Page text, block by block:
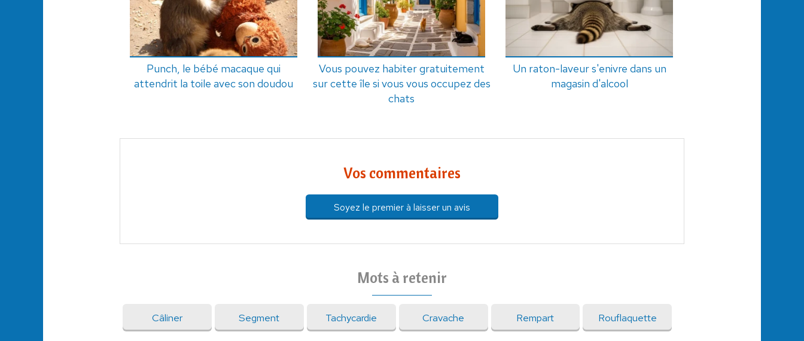
Punch, le bébé macaque qui
attendrit la toile avec son doudou
Vous pouvez habiter gratuitement
sur cette île si vous vous occupez des
chats
Un raton-laveur s'enivre dans un
magasin d'alcool
Vos commentaires
Soyez le premier à laisser un avis
Mots à retenir
Câliner Segment Tachycardie Cravache Rempart Rouflaquette